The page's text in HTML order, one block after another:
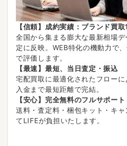
【信頼】成約実績：ブランド買
全国から集まる膨大な最新相場
定に反映。WEB特化の機動力で
で評価します。
【最速】最短、当日査定・振込
宅配買取に最適化されたフロー
入金まで最短距離で完結。
【安心】完全無料のフルサポート
送料・査定料・梱包キット・キ
てLIFEが負担いたします。